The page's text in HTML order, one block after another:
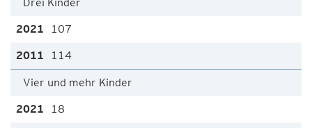
107
114
Vier und mehr Kinder
18